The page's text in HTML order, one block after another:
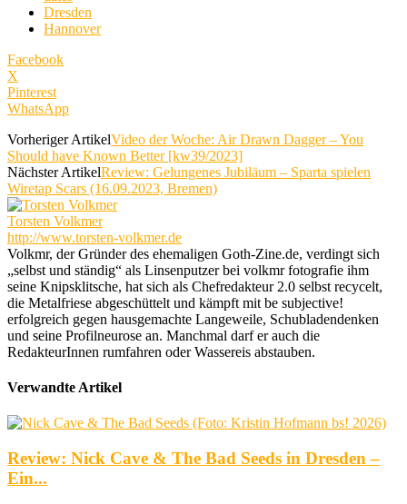
Dresden
Hannover
Facebook
X
Pinterest
WhatsApp
Vorheriger ArtikelVideo der Woche: Air Drawn Dagger – You
Should have Known Better [kw39/2023]
Nächster ArtikelReview: Gelungenes Jubiläum – Sparta spielen
Wiretap Scars (16.09.2023, Bremen)
Torsten Volkmer
http://www.torsten-volkmer.de
Volkmr, der Gründer des ehemaligen Goth-Zine.de, verdingt sich
„selbst und ständig“ als Linsenputzer bei volkmr fotografie ihm
seine Knipsklitsche, hat sich als Chefredakteur 2.0 selbst recycelt,
die Metalfriese abgeschüttelt und kämpft mit be subjective!
erfolgreich gegen hausgemachte Langeweile, Schubladendenken
und seine Profilneurose an. Manchmal darf er auch die
RedakteurInnen rumfahren oder Wassereis abstauben.
Verwandte Artikel
Review: Nick Cave & The Bad Seeds in Dresden –
Ein...